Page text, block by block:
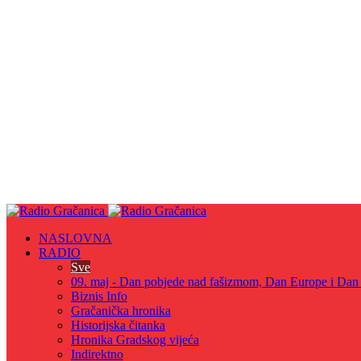
NASLOVNA
RADIO
Sve
09. maj - Dan pobjede nad fašizmom, Dan Europe i
Biznis Info
Gračanička hronika
Historijska čitanka
Hronika Gradskog vijeća
Indirektno